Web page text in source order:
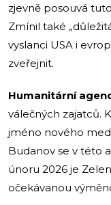
zjevně posouvá
Zmínil také
vyslanci USA i
zveřejnit.
Humanitární
válečných zajatců.
jméno nového
Budanov se v této
únoru 2026 je
očekávanou